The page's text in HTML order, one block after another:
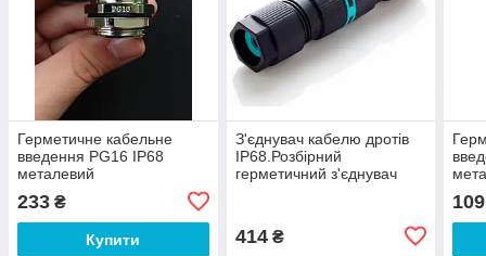
Герметичне кабельне
введення PG16 IP68
металевий
233 ₴
Купити
З'єднувач кабелю дротів
IP68.Розбірний
герметичний з'єднувач
414₴
109